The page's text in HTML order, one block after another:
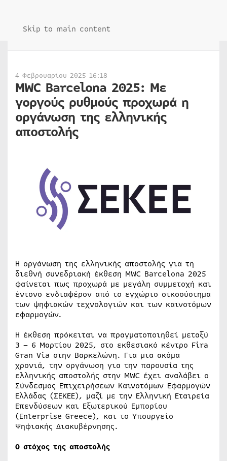
Skip to main content
4 Φεβρουαρίου 2025 16:18
MWC Barcelona 2025: Με
γοργούς ρυθμούς προχωρά η
οργάνωση της ελληνικής
αποστολής
Η οργάνωση της ελληνικής αποστολής για τη
διεθνή συνεδριακή έκθεση MWC Barcelona 2025
φαίνεται πως προχωρά με μεγάλη συμμετοχή και
έντονο ενδιαφέρον από το εγχώριο οικοσύστημα
των ψηφιακών τεχνολογιών και των καινοτόμων
εφαρμογών.
Η έκθεση πρόκειται να πραγματοποιηθεί μεταξύ
3 – 6 Μαρτίου 2025, στο εκθεσιακό κέντρο Fira
Gran Via στην Βαρκελώνη. Για μια ακόμα
χρονιά, την οργάνωση για την παρουσία της
ελληνικής αποστολής στην MWC έχει αναλάβει ο
Σύνδεσμος Επιχειρήσεων Καινοτόμων Εφαρμογών
Ελλάδας (ΣΕΚΕΕ), μαζί με την Ελληνική Εταιρεία
Επενδύσεων και Εξωτερικού Εμπορίου
(Enterprise Greece), και το Υπουργείο
Ψηφιακής Διακυβέρνησης.
Ο στόχος της αποστολής